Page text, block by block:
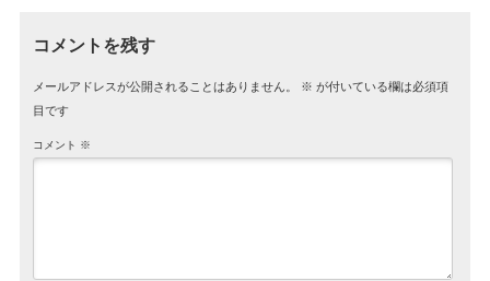
コメントを残す
メールアドレスが公開されることはありません。 ※ が付いている欄は必須項
目です
コメント ※